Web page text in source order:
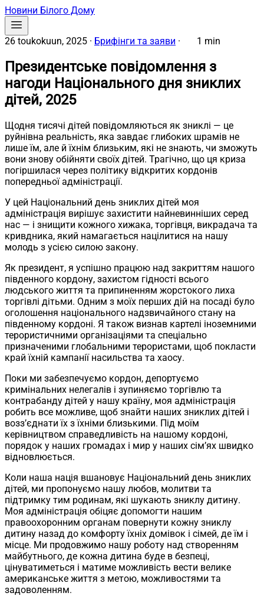
Новини Білого Дому
26 toukokuun, 2025 · Брифінги та заяви · 1 min
Президентське повідомлення з
нагоди Національного дня зниклих
дітей, 2025
Щодня тисячі дітей повідомляються як зниклі — це
руйнівна реальність, яка завдає глибоких шрамів не
лише їм, але й їхнім близьким, які не знають, чи зможуть
вони знову обійняти своїх дітей. Трагічно, що ця криза
погіршилася через політику відкритих кордонів
попередньої адміністрації.
У цей Національний день зниклих дітей моя
адміністрація вирішує захистити найневинніших серед
нас — і знищити кожного хижака, торгівця, викрадача та
кривдника, який намагається націлитися на нашу
молодь з усією силою закону.
Як президент, я успішно працюю над закриттям нашого
південного кордону, захистом гідності всього
людського життя та припиненням жорстокого лиха
торгівлі дітьми. Одним з моїх перших дій на посаді було
оголошення національного надзвичайного стану на
південному кордоні. Я також визнав картелі іноземними
терористичними організаціями та спеціально
призначеними глобальними терористами, щоб покласти
край їхній кампанії насильства та хаосу.
Поки ми забезпечуємо кордон, депортуємо
кримінальних нелегалів і зупиняємо торгівлю та
контрабанду дітей у нашу країну, моя адміністрація
робить все можливе, щоб знайти наших зниклих дітей і
возз’єднати їх з їхніми близькими. Під моїм
керівництвом справедливість на нашому кордоні,
порядок у наших громадах і мир у наших сім’ях швидко
відновлюється.
Коли наша нація вшановує Національний день зниклих
дітей, ми пропонуємо нашу любов, молитви та
підтримку тим родинам, які шукають зниклу дитину.
Моя адміністрація обіцяє допомогти нашим
правоохоронним органам повернути кожну зниклу
дитину назад до комфорту їхніх домівок і сімей, де їм і
місце. Ми продовжимо нашу роботу над створенням
майбутнього, де кожна дитина буде в безпеці,
цінуватиметься і матиме можливість вести велике
американське життя з метою, можливостями та
задоволенням.